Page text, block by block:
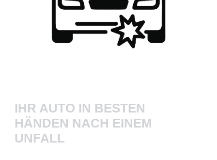
IHR AUTO IN BESTEN
HÄNDEN NACH EINEM
UNFALL